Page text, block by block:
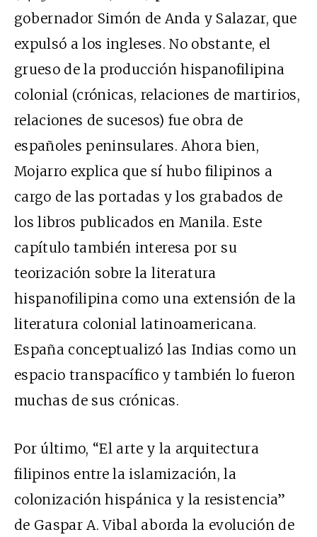
gobernador Simón de Anda y Salazar, que
expulsó a los ingleses. No obstante, el
grueso de la producción hispanofilipina
colonial (crónicas, relaciones de martirios,
relaciones de sucesos) fue obra de
españoles peninsulares. Ahora bien,
Mojarro explica que sí hubo filipinos a
cargo de las portadas y los grabados de
los libros publicados en Manila. Este
capítulo también interesa por su
teorización sobre la literatura
hispanofilipina como una extensión de la
literatura colonial latinoamericana.
España conceptualizó las Indias como un
espacio transpacífico y también lo fueron
muchas de sus crónicas.
Por último, “El arte y la arquitectura
filipinos entre la islamización, la
colonización hispánica y la resistencia”
de Gaspar A. Vibal aborda la evolución de